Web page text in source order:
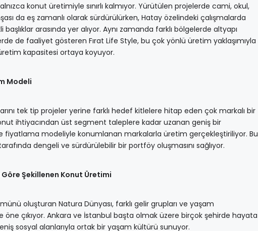
konut üretimiyle sınırlı kalmıyor. Yürütülen projelerde cami, okul,
da eş zamanlı olarak sürdürülürken, Hatay özelindeki çalışmalarda
arasında yer alıyor. Aynı zamanda farklı bölgelerde altyapı
de faaliyet gösteren Fırat Life Style, bu çok yönlü üretim yaklaşımıyla
kapasitesi ortaya koyuyor.
Modeli
tek tip projeler yerine farklı hedef kitlelere hitap eden çok markalı bir
ihtiyacından üst segment taleplere kadar uzanan geniş bir
fiyatlama modeliyle konumlanan markalarla üretim gerçekleştiriliyor. Bu
tarafında dengeli ve sürdürülebilir bir portföy oluşmasını sağlıyor.
Şekillenen Konut Üretimi
oluşturan Natura Dünyası, farklı gelir grupları ve yaşam
çıkıyor. Ankara ve İstanbul başta olmak üzere birçok şehirde hayata
sosyal alanlarıyla ortak bir yaşam kültürü sunuyor.